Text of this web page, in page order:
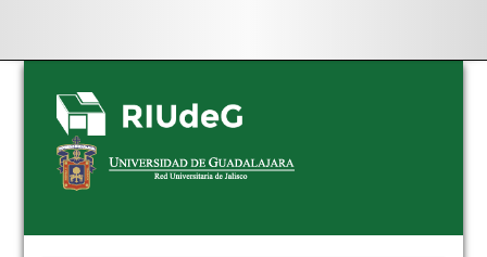
Skip
navigation